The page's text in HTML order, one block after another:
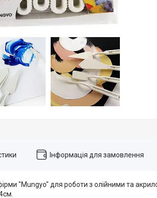
Інформація для замовлення
"Mungyo" для роботи з олійними та